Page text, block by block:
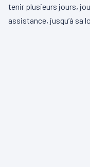
tenir plusieurs jours,
assistance, jusqu’à sa